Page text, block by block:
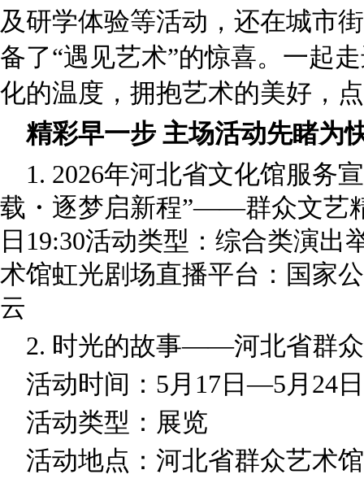
及研学体验等活动，还在城市
备了“遇见艺术”的惊喜。一起
化的温度，拥抱艺术的美好，
精彩早一步 主场活动先睹为
1. 2026年河北省文化馆服务
载・逐梦启新程”——群众文艺
日19:30活动类型：综合类演出
术馆虹光剧场直播平台：国家
云
2. 时光的故事——河北省群
活动时间：5月17日—5月24
活动类型：展览
活动地点：河北省群众艺术